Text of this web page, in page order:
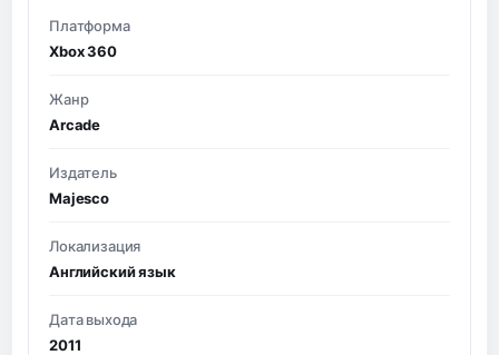
Платформа
Xbox 360
Жанр
Arcade
Издатель
Majesco
Локализация
Английский язык
Дата выхода
2011